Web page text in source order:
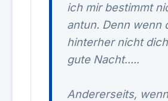
ich mir bestimmt
antun. Denn wenn
hinterher nicht
gute Nacht.....
Andererseits,